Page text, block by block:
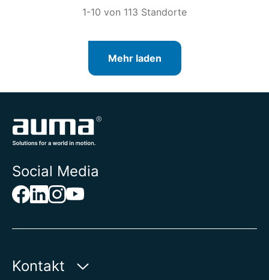
1-10 von 113 Standorte
Mehr laden
Social Media
Kontakt